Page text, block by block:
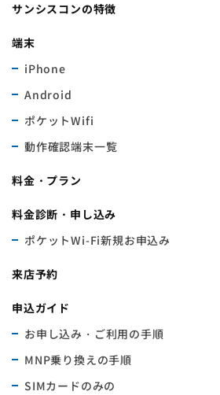
サンシスコンの特徴
端末
iPhone
Android
ポケットWifi
動作確認端末一覧
料金・プラン
料金診断・申し込み
ポケットWi-Fi新規お申込み
来店予約
申込ガイド
お申し込み・ご利用の手順
MNP乗り換えの手順
SIMカードのみの